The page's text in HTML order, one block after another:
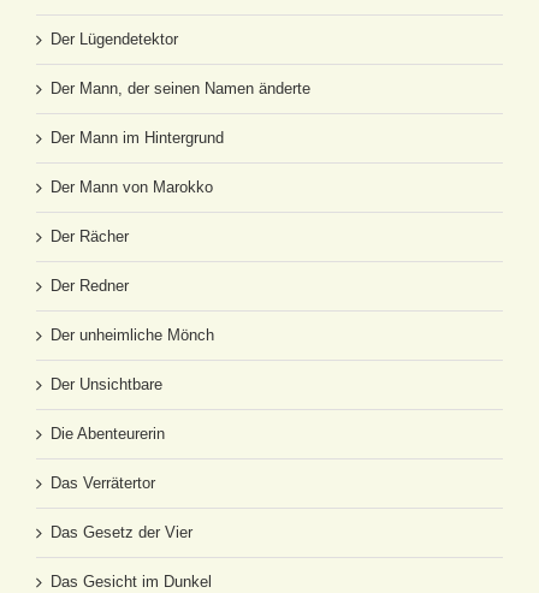
Der Lügendetektor
Der Mann, der seinen Namen änderte
Der Mann im Hintergrund
Der Mann von Marokko
Der Rächer
Der Redner
Der unheimliche Mönch
Der Unsichtbare
Die Abenteurerin
Das Verrätertor
Das Gesetz der Vier
Das Gesicht im Dunkel